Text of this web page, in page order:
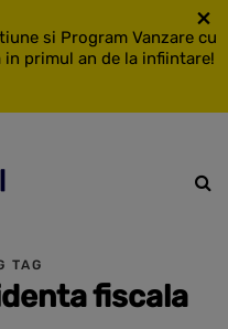
si Program Vanzare cu
in primul an de la infiintare!
×
TAG
fiscala